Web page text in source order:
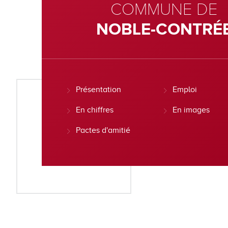
COMMUNE DE
NOBLE-
Présentation Emploi
En chiffres En images
Pactes d'amitié